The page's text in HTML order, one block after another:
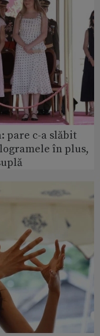
pare c-a slăbit
în plus,